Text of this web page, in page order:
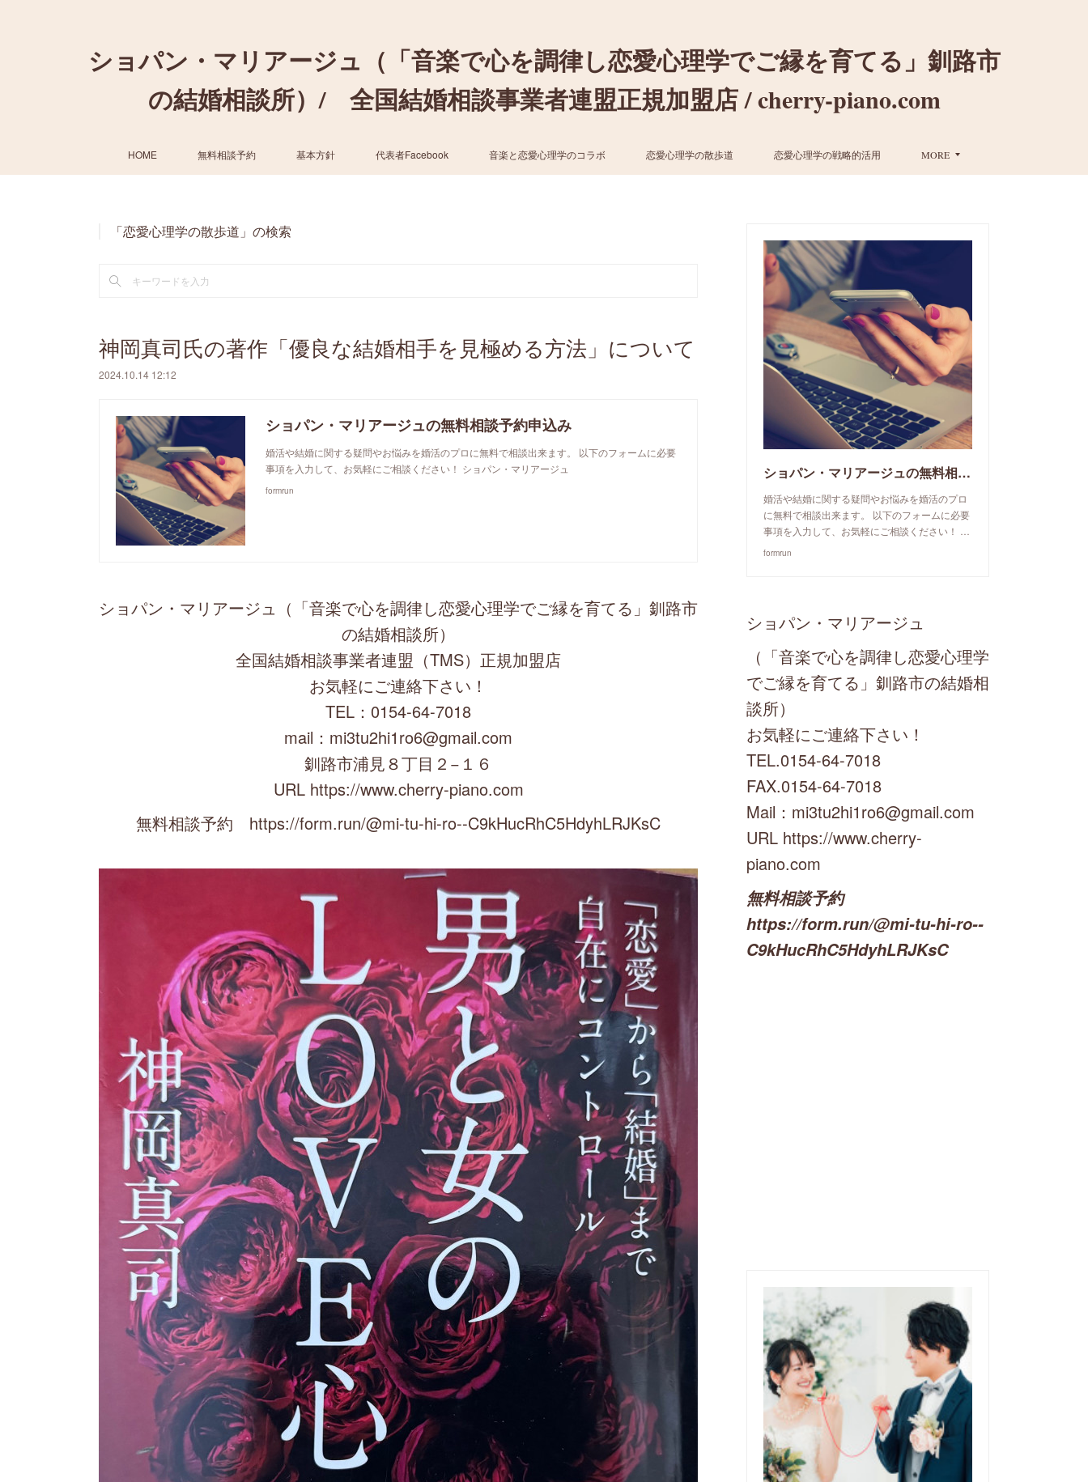
ショパン・マリアージュ（「音楽で心を調律し恋愛心理学でご縁を育てる」釧路市
の結婚相談所）/ 全国結婚相談事業者連盟正規加盟店 / cherry-piano.com
HOME 無料相談予約 基本方針 代表者Facebook 音楽と恋愛心理学のコラボ 恋愛心理学の散歩道 恋愛心理学の戦略的活用 MORE
「恋愛心理学の散歩道」の検索
神岡真司氏の著作「優良な結婚相手を見極める方法」について
2024.10.14 12:12
ショパン・マリアージュの無料相談予約申込み
婚活や結婚に関する疑問やお悩みを婚活のプロに無料で相談出来ます。 以下のフォームに必要
事項を入力して、お気軽にご相談ください！ ショパン・マリアージュ
formrun
ショパン・マリアージュ（「音楽で心を調律し恋愛心理学でご縁を育てる」釧路市
の結婚相談所）
全国結婚相談事業者連盟（TMS）正規加盟店
お気軽にご連絡下さい！
TEL：0154-64-7018
mail：mi3tu2hi1ro6@gmail.com
釧路市浦見８丁目２−１６
URL https://www.cherry-piano.com
無料相談予約 https://form.run/@mi-tu-hi-ro--C9kHucRhC5HdyhLRJKsC
ショパン・マリアージュの無料相談予約申込み
婚活や結婚に関する疑問やお悩みを婚活のプロ
に無料で相談出来ます。 以下のフォームに必要
事項を入力して、お気軽にご相談ください！ …
formrun
ショパン・マリアージュ
（「音楽で心を調律し恋愛心理学
でご縁を育てる」釧路市の結婚相
談所）
お気軽にご連絡下さい！
TEL.0154-64-7018
FAX.0154-64-7018
Mail：mi3tu2hi1ro6@gmail.com
URL https://www.cherry-
piano.com
無料相談予約
https://form.run/@mi-tu-hi-ro--
C9kHucRhC5HdyhLRJKsC